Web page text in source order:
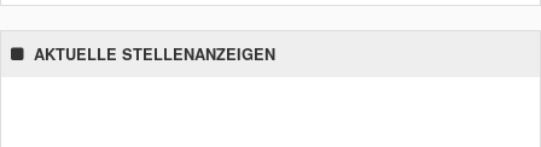
AKTUELLE STELLENANZEIGEN